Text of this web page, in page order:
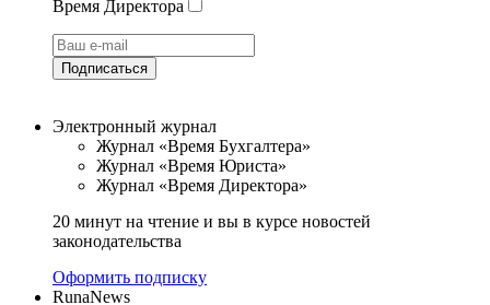
Время Директора
Подписаться
Электронный журнал
Журнал «Время Бухгалтера»
Журнал «Время Юриста»
Журнал «Время Директора»
20 минут на чтение и вы в курсе новостей
законодательства
Оформить подписку
RunaNews